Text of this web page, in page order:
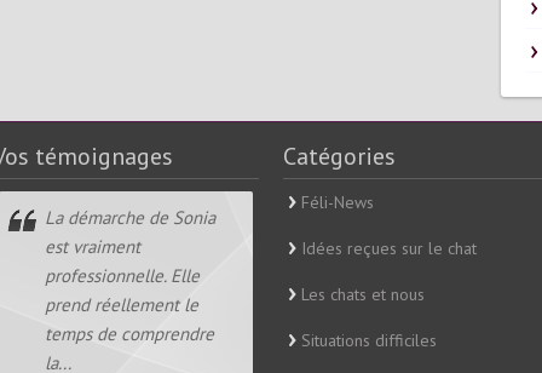
témoignages
La démarche de Sonia
est vraiment
professionnelle. Elle
prend réellement le
temps de comprendre
la...
Catégories
Féli-News
Idées reçues sur le chat
Les chats et nous
Situations difficiles